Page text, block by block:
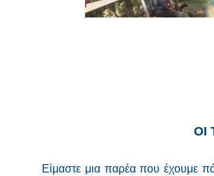
Εξορμήσεις 2023
ΟΙ
Είμαστε μια παρέα που έχουμε